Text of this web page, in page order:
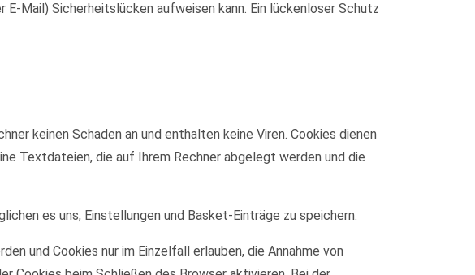
Mail) Sicherheitslücken aufweisen kann. Ein lückenloser Schutz
keinen Schaden an und enthalten keine Viren. Cookies dienen
Textdateien, die auf Ihrem Rechner abgelegt werden und die
es uns, Einstellungen und Basket-Einträge zu speichern.
und Cookies nur im Einzelfall erlauben, die Annahme von